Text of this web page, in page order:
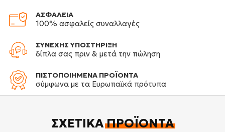
ΑΣΦΑΛΕΙΑ
100% ασφαλείς συναλλαγές
ΣΥΝΕΧΗΣ ΥΠΟΣΤΗΡΙΞΗ
δίπλα σας πριν & μετά την πώληση
ΠΙΣΤΟΠΟΙΗΜΕΝΑ ΠΡΟΪΟΝΤΑ
σύμφωνα με τα Ευρωπαϊκά πρότυπα
ΣΧΕΤΙΚΆΠΡΟΪΌΝΤΑ